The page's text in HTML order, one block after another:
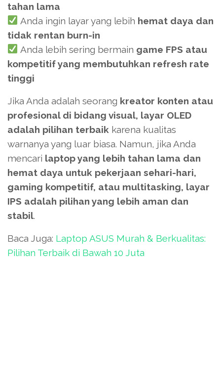
tahan lama
Anda ingin layar yang lebih hemat daya dan
tidak rentan burn-in
Anda lebih sering bermain game FPS atau
kompetitif yang membutuhkan refresh rate
tinggi
Jika Anda adalah seorang kreator konten atau
profesional di bidang visual, layar OLED
adalah pilihan terbaik karena kualitas
warnanya yang luar biasa. Namun, jika Anda
mencari laptop yang lebih tahan lama dan
hemat daya untuk pekerjaan sehari-hari,
gaming kompetitif, atau multitasking, layar
IPS adalah pilihan yang lebih aman dan
stabil.
Baca Juga: Laptop ASUS Murah & Berkualitas:
Pilihan Terbaik di Bawah 10 Juta